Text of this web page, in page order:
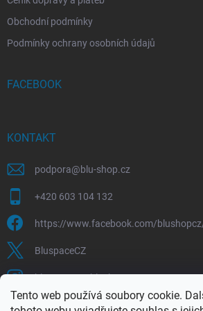
Tento web používá soubory cookie.
Obchodní podmínky
Podmínky ochrany osobních údajů
FACEBOOK
KONTAKT
podpora@blu-shop.cz
+420 603 104 132
https://www.facebook.com/
BluspaceCZ
bluspace.cz_blushop.cz